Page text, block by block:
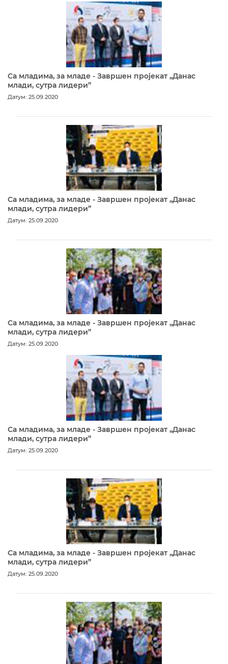
Са младима, за младе - Завршен пројекат „Данас
млади, сутра лидери”
Датум: 25.09.2020
Са младима, за младе - Завршен пројекат „Данас
млади, сутра лидери”
Датум: 25.09.2020
Са младима, за младе - Завршен пројекат „Данас
млади, сутра лидери”
Датум: 25.09.2020
Са младима, за младе - Завршен пројекат „Данас
млади, сутра лидери”
Датум: 25.09.2020
Са младима, за младе - Завршен пројекат „Данас
млади, сутра лидери”
Датум: 25.09.2020